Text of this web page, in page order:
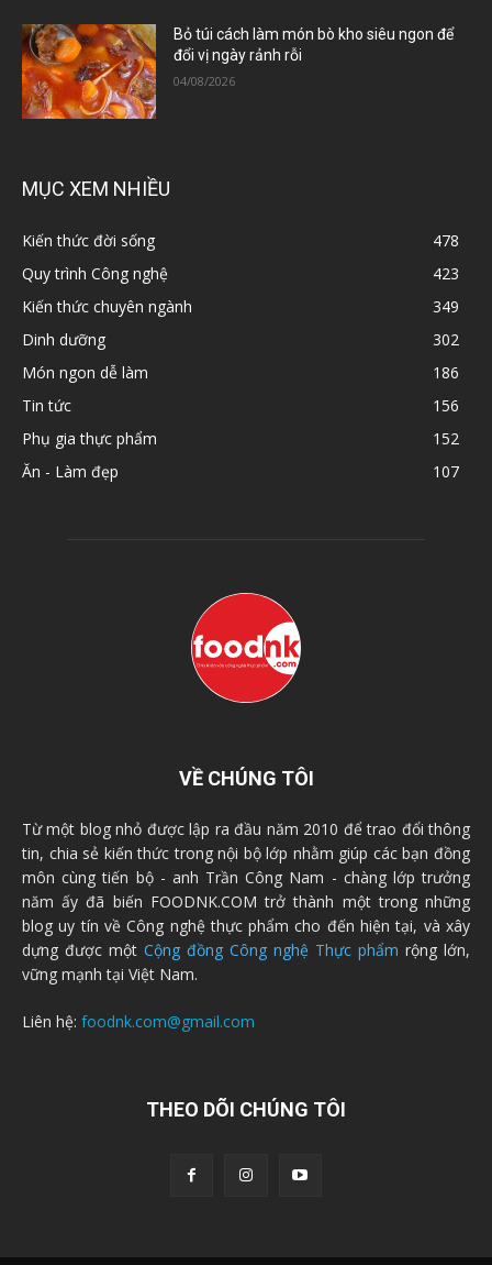
Bỏ túi cách làm món bò kho siêu ngon để
đổi vị ngày rảnh rỗi
04/08/2026
MỤC XEM NHIỀU
Kiến thức đời sống
478
Quy trình Công nghệ
423
Kiến thức chuyên ngành
349
Dinh dưỡng
302
Món ngon dễ làm
186
Tin tức
156
Phụ gia thực phẩm
152
Ăn - Làm đẹp
107
VỀ CHÚNG TÔI
Từ một blog nhỏ được lập ra đầu năm 2010 để trao đổi thông
tin, chia sẻ kiến thức trong nội bộ lớp nhằm giúp các bạn đồng
môn cùng tiến bộ - anh Trần Công Nam - chàng lớp trưởng
năm ấy đã biến FOODNK.COM trở thành một trong những
blog uy tín về Công nghệ thực phẩm cho đến hiện tại, và xây
dựng được một Cộng đồng Công nghệ Thực phẩm rộng lớn,
vững mạnh tại Việt Nam.
Liên hệ: foodnk.com@gmail.com
THEO DÕI CHÚNG TÔI